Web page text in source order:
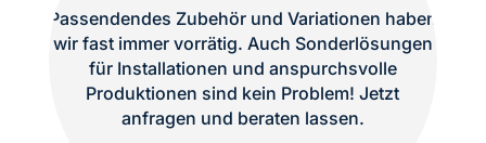
Passendendes Zubehör und Variationen haben
wir fast immer vorrätig. Auch Sonderlösungen
für Installationen und anspurchsvolle
Produktionen sind kein Problem! Jetzt
anfragen und beraten lassen.